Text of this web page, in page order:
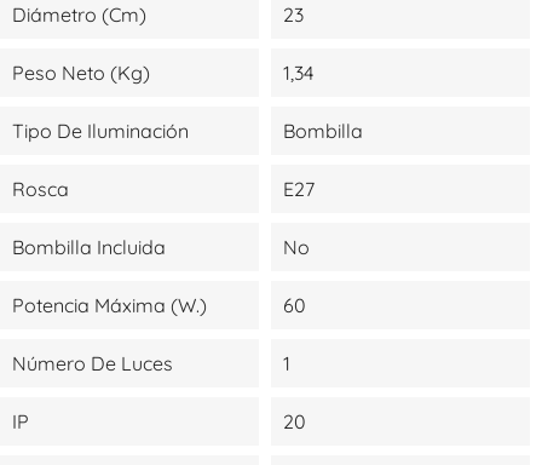
Diámetro (cm) 23
Peso Neto (kg) 1,34
Tipo De Iluminación Bombilla
Rosca E27
Bombilla Incluida No
Potencia Máxima (W.) 60
Número De Luces 1
IP 20